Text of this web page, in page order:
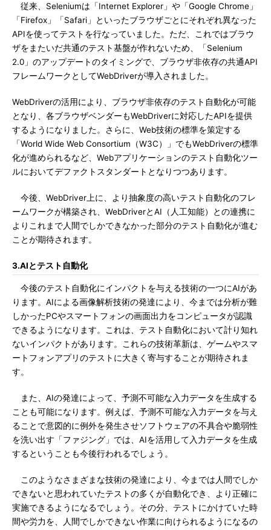
従来、Seleniumは「Internet Explorer」や「Google Chrome」
「Firefox」「Safari」といったブラウザごとにそれぞれ異なった
APIを使ってテストを行なっていました。ただ、これではブラウ
ザをまたいだ共通のテスト基盤が作れないため、「Selenium
2.0」のアップデートのタイミングで、ブラウザ非依存の共通API
フレームワークとしてWebDriverが導入されました。
WebDriverの活用により、ブラウザ非依存のテスト自動化が可能
となり、各ブラウザベンダーもWebDriverに対応したAPIを提供
するようになりました。さらに、Web技術の標準を策定する
「World Wide Web Consortium（W3C）」でもWebDriverの標準
化が進められるなど、Webアプリケーションのテスト自動化ツー
ルにおいてデファクトスタンダートとなりつつあります。
今後、WebDriver上に、より抽象度の高いテスト自動化のフレ
ームワークが構築され、WebDriverとAI（人工知能）との連携に
よりこれまで人間でしかできなかった部分のテスト自動化が進む
ことが期待されます。
3.AIとテスト自動化
今後のテスト自動化にインパクトを与える技術の一つにAIがあ
ります。AIによる画像解析技術の発達により、今までは分析が難
しかったPCやスマートフォンの画面出力をコンピュータが認識
できるようになります。これは、テスト自動化において計り知れ
ないインパクトがあります。これらの技術革新は、ゲームやスマ
ートフォンアプリのテストに大きく寄与することが期待されま
す。
また、AIの発達によって、予測不可能な入力データを生成する
ことも可能になります。例えば、予測不可能な入力データを与え
ることで意図的に例外を発生させソフトウェアの不具合や脆弱性
を洗い出す「ファジング」では、AIを活用して入力データを生成
するということも今後行われるでしょう。
このようなさまざまな技術の発達により、今までは人間でしか
できないと思われていたテストの多くが自動化でき、より正確に
実施できるようになるでしょう。その分、テストにかけていた時
間や労力を、人間でしかできない作業に向けられるようになるの